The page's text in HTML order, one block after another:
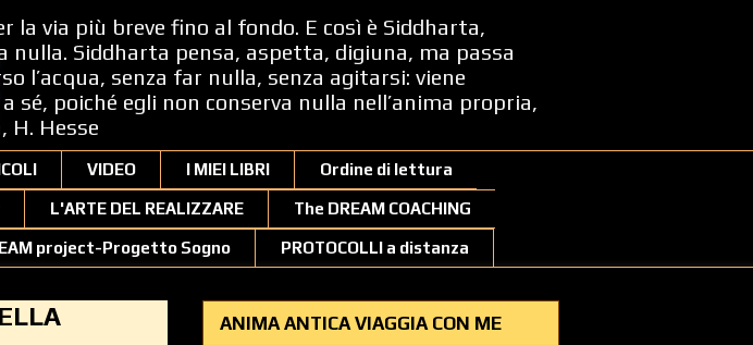
via più breve fino al fondo. E così è Siddharta,
Siddharta pensa, aspetta, digiuna, ma passa
l’acqua, senza far nulla, senza agitarsi: viene
sé, poiché egli non conserva nulla nell’anima propria,
H. Hesse
VIDEO I MIEI LIBRI Ordine di lettura
L'ARTE DEL REALIZZARE The DREAM COACHING
project-Progetto Sogno PROTOCOLLI a distanza
ANIMA ANTICA VIAGGIA CON ME